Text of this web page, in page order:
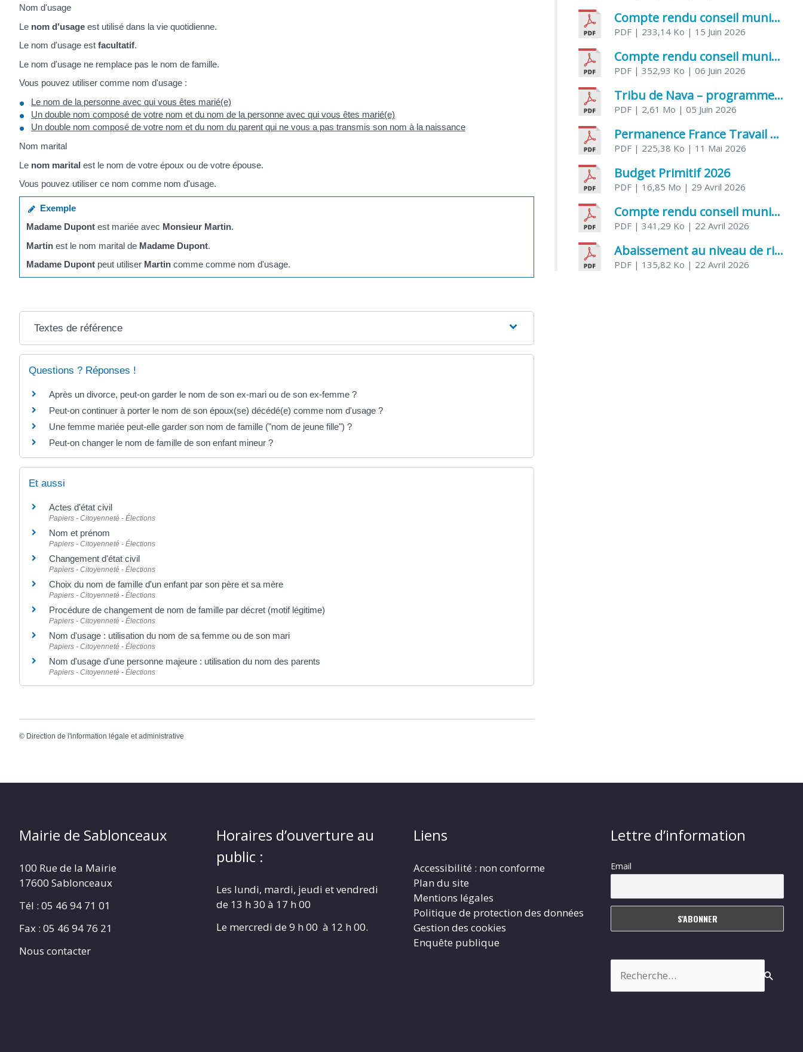
Nom d'usage
Le nom d'usage est utilisé dans la vie quotidienne.
Le nom d'usage est facultatif.
Le nom d'usage ne remplace pas le nom de famille.
Vous pouvez utiliser comme nom d'usage :
Le nom de la personne avec qui vous êtes marié(e)
Un double nom composé de votre nom et du nom de la personne avec qui vous êtes marié(e)
Un double nom composé de votre nom et du nom du parent qui ne vous a pas transmis son nom à la naissance
Nom marital
Le nom marital est le nom de votre époux ou de votre épouse.
Vous pouvez utiliser ce nom comme nom d'usage.
Exemple
Madame Dupont est mariée avec Monsieur Martin.
Martin est le nom marital de Madame Dupont.
Madame Dupont peut utiliser Martin comme comme nom d'usage.
Textes de référence
Questions ? Réponses !
Après un divorce, peut-on garder le nom de son ex-mari ou de son ex-femme ?
Peut-on continuer à porter le nom de son époux(se) décédé(e) comme nom d'usage ?
Une femme mariée peut-elle garder son nom de famille ("nom de jeune fille") ?
Peut-on changer le nom de famille de son enfant mineur ?
Et aussi
Actes d'état civil
Papiers - Citoyenneté - Élections
Nom et prénom
Papiers - Citoyenneté - Élections
Changement d'état civil
Papiers - Citoyenneté - Élections
Choix du nom de famille d'un enfant par son père et sa mère
Papiers - Citoyenneté - Élections
Procédure de changement de nom de famille par décret (motif légitime)
Papiers - Citoyenneté - Élections
Nom d'usage : utilisation du nom de sa femme ou de son mari
Papiers - Citoyenneté - Élections
Nom d'usage d'une personne majeure : utilisation du nom des parents
Papiers - Citoyenneté - Élections
© Direction de l'information légale et administrative
Compte rendu conseil municipal 5 juin 2026 sénatoriale
PDF | 233,14 Ko | 15 Juin 2026
Compte rendu conseil municipal – 21 avril 2026
PDF | 352,93 Ko | 06 Juin 2026
Tribu de Nava – programme et inscriptions été 2026
PDF | 2,61 Mo | 05 Juin 2026
Permanence France Travail au CCAS de Saujon Juin 2026
PDF | 225,38 Ko | 11 Mai 2026
Budget Primitif 2026
PDF | 16,85 Mo | 29 Avril 2026
Compte rendu conseil municipal – 7 avril 2026
PDF | 341,29 Ko | 22 Avril 2026
Abaissement au niveau de risque modéré de l’Influenza aviaire
PDF | 135,82 Ko | 22 Avril 2026
Mairie de Sablonceaux
100 Rue de la Mairie
17600 Sablonceaux
Tél : 05 46 94 71 01
Fax : 05 46 94 76 21
Nous contacter
Horaires d’ouverture au
public :
Les lundi, mardi, jeudi et vendredi
de 13 h 30 à 17 h 00
Le mercredi de 9 h 00 à 12 h 00.
Liens
Accessibilité : non conforme
Plan du site
Mentions légales
Politique de protection des données
Gestion des cookies
Enquête publique
Lettre d’information
Email